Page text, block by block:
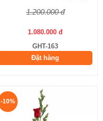
1.200.000 đ
1.080.000 đ
GHT-163
Đặt hàng
-10%